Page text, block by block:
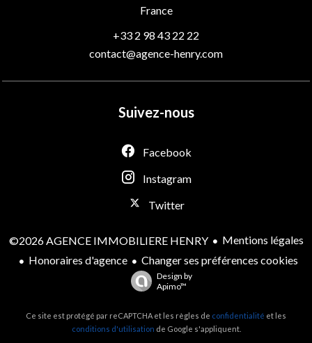
France
+33 2 98 43 22 22
contact@agence-henry.com
Suivez-nous
Facebook
Instagram
Twitter
©2026 AGENCE IMMOBILIERE HENRY
Mentions légales
Honoraires d'agence
Changer ses préférences cookies
Design by
Apimo™
Ce site est protégé par reCAPTCHA et les règles de confidentialité et les
conditions d'utilisation de Google s'appliquent.